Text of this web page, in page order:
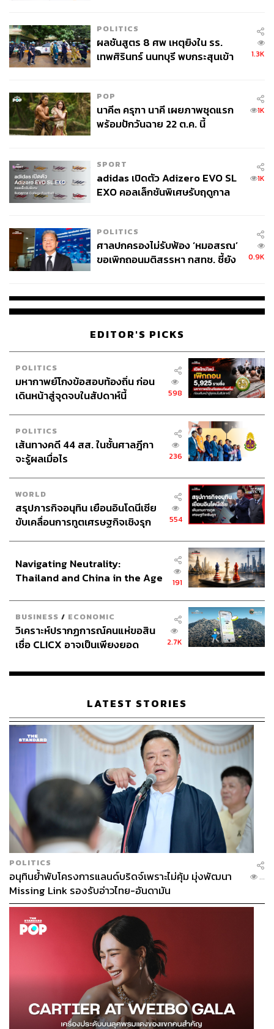
TAGS: สมาชิกสภาร่างรัฐธรรมนูญ (สสร.)
เครือข่ายประชาชน
สภาร่างรัฐธรรมนูญ
ABOUT THE AUTHOR
กองบรรณาธิการ THE STANDARD
ABOUT THE PHOTOGRAPHER
ช่างภาพประจำการเชียงใหม่ สำนักข่าว THE
POLITICS
ผลชันสูตร 8 ศพ เหตุยิงใน รร.
เทพศิรินทร์ นนทบุรี พบกระสุนเข้า
1.3K
POP
นาคี๓ ครุฑา นาคี เผยภาพชุดแรก
พร้อมปักวันฉาย 22 ต.ค. นี้
1K
SPORT
adidas เปิดตัว Adizero EVO SL
EXO คอลเล็กชันพิเศษรับฤดูกาล
1K
POLITICS
ศาลปกครองไม่รับฟ้อง ‘หมอสรณ’
ขอเพิกถอนมติสรรหา กสทช. ชี้ยัง
0.9K
EDITOR'S PICKS
POLITICS
มหากาพย์โกงข้อสอบท้องถิ่น ก่อน
เดินหน้าสู่จุดจบในสัปดาห์นี้
598
POLITICS
เส้นทางคดี 44 สส. ในชั้นศาลฎีกา
จะรู้ผลเมื่อไร
236
WORLD
สรุปภารกิจอนุทิน เยือนอินโดนีเซีย
ขับเคลื่อนการทูตเศรษฐกิจเชิงรุก
554
Navigating Neutrality:
Thailand and China in the Age
191
BUSINESS / ECONOMIC
วิเคราะห์ปรากฏการณ์คนแห่ขอสิน
เชื่อ CLICX อาจเป็นเพียงยอด
เรือนไทยที่ถูกซุกไว้
2.7K
LATEST STORIES
POLITICS
อนุทินย้ำพับโครงการแลนด์บริดจ์เพราะไม่คุ้ม มุ่งพัฒนา
Missing Link รองรับอ่าวไทย-อันดามัน
...